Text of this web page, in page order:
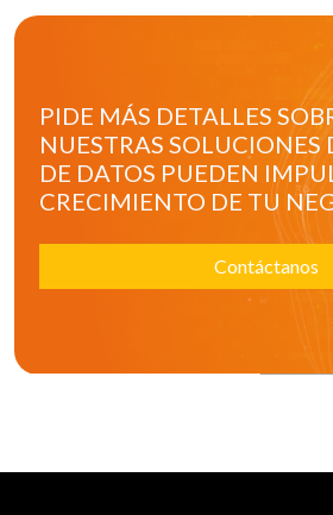
PIDE MÁS DETALLES
NUESTRAS SOLUCIONES
DE DATOS PUEDEN
CRECIMIENTO DE TU
Contáctanos